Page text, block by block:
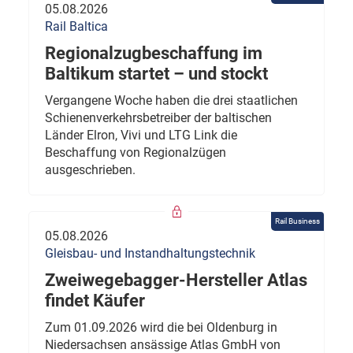
05.08.2026
Rail Baltica
Regionalzugbeschaffung im
Baltikum startet – und stockt
Vergangene Woche haben die drei staatlichen
Schienenverkehrsbetreiber der baltischen
Länder Elron, Vivi und LTG Link die
Beschaffung von Regionalzügen
ausgeschrieben.
Rail Business
05.08.2026
Gleisbau- und Instandhaltungstechnik
Zweiwegebagger-Hersteller Atlas
findet Käufer
Zum 01.09.2026 wird die bei Oldenburg in
Niedersachsen ansässige Atlas GmbH von